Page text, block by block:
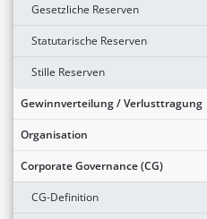
Gesetzliche Reserven
Statutarische Reserven
Stille Reserven
Gewinnverteilung / Verlusttragung
Organisation
Corporate Governance (CG)
CG-Definition